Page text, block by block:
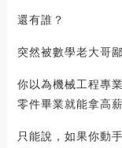
還有誰？
突然被數學老大哥
你以為機械工程專
零件畢業就能拿高
只能說，如果你動